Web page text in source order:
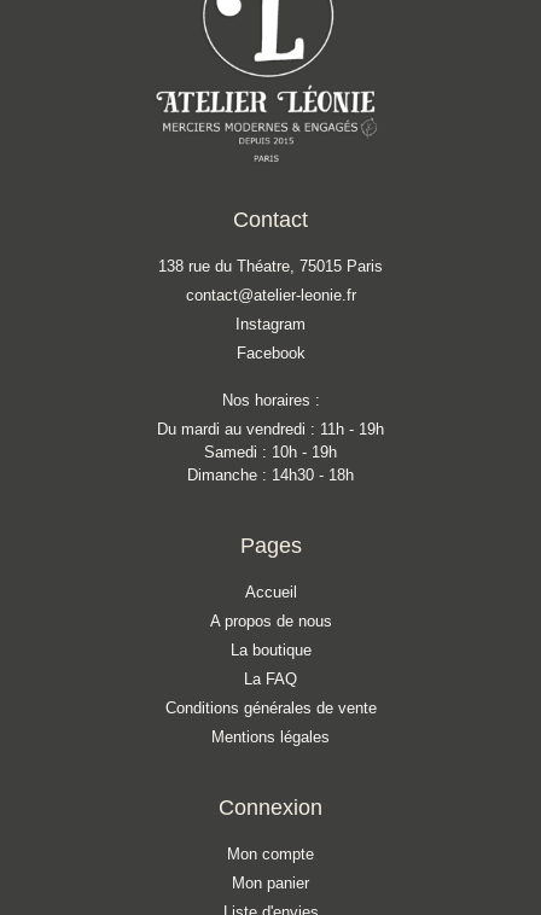
Contact
138 rue du Théatre, 75015 Paris
contact@atelier-leonie.fr
Instagram
Facebook
Nos horaires :
Du mardi au vendredi : 11h - 19h
Samedi : 10h - 19h
Dimanche : 14h30 - 18h
Pages
Accueil
A propos de nous
La boutique
La FAQ
Conditions générales de vente
Mentions légales
Connexion
Mon compte
Mon panier